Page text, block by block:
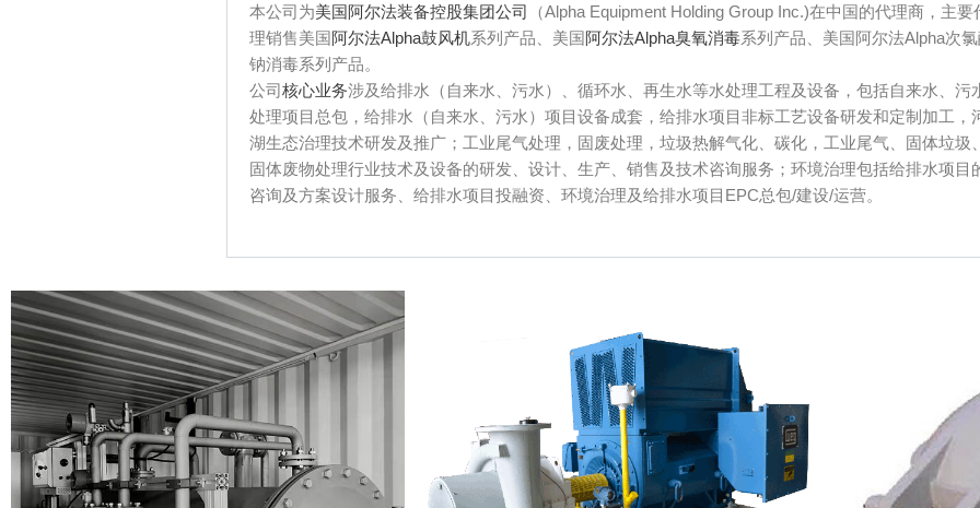
本公司为美国阿尔法装备控股集团公司 （Alpha Equipment Holding Group Inc.)在中国的代理商，主要
理销售美国 阿尔法Alpha鼓风机系列产品、美国 阿尔法Alpha臭氧消毒系列产品、美国阿尔法Alpha次
钠消毒系列产品。
公司 核心业务涉及给排水（自来水、污水）、循环水、再生水等水处理工程及设备，包括自来水、污
处理项目总包，给排水（自来水、污水）项目设备成套，给排水项目非标工艺设备研发和定制加工，
湖生态治理技术研发及推广；工业尾气处理，固废处理，垃圾热解气化、碳化，工业尾气、固体垃圾
固体废物处理行业技术及设备的研发、设计、生产、销售及技术咨询服务；环境治理包括给排水项目
咨询及方案设计服务、给排水项目投融资、环境治理及给排水项目EPC总包/建设/运营。